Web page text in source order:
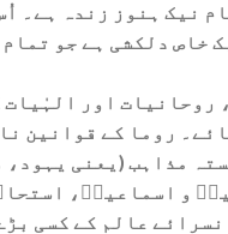
نیک ہنوز زندہ ہے۔
خاص دلکشی ہے جو
روحانیات اور الہٰیات
روما کے قوانین
مذاہب (یعنی یہود،
و اسماعیلؑ،
عالم کے کسی